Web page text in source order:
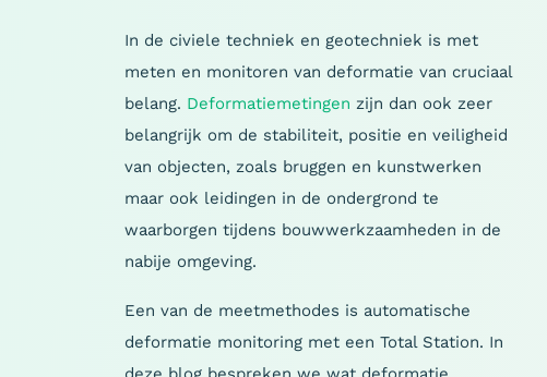
In de civiele techniek en geotechniek is met
meten en monitoren van deformatie van cruciaal
belang. Deformatiemetingen zijn dan ook zeer
belangrijk om de stabiliteit, positie en veiligheid
van objecten, zoals bruggen en kunstwerken
maar ook leidingen in de ondergrond te
waarborgen tijdens bouwwerkzaamheden in de
nabije omgeving.
Een van de meetmethodes is automatische
deformatie monitoring met een Total Station. In